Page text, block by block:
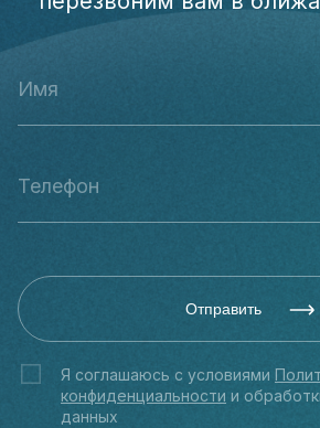
Отправить
Я соглашаюсь с условиями
конфиденциальности и
данных